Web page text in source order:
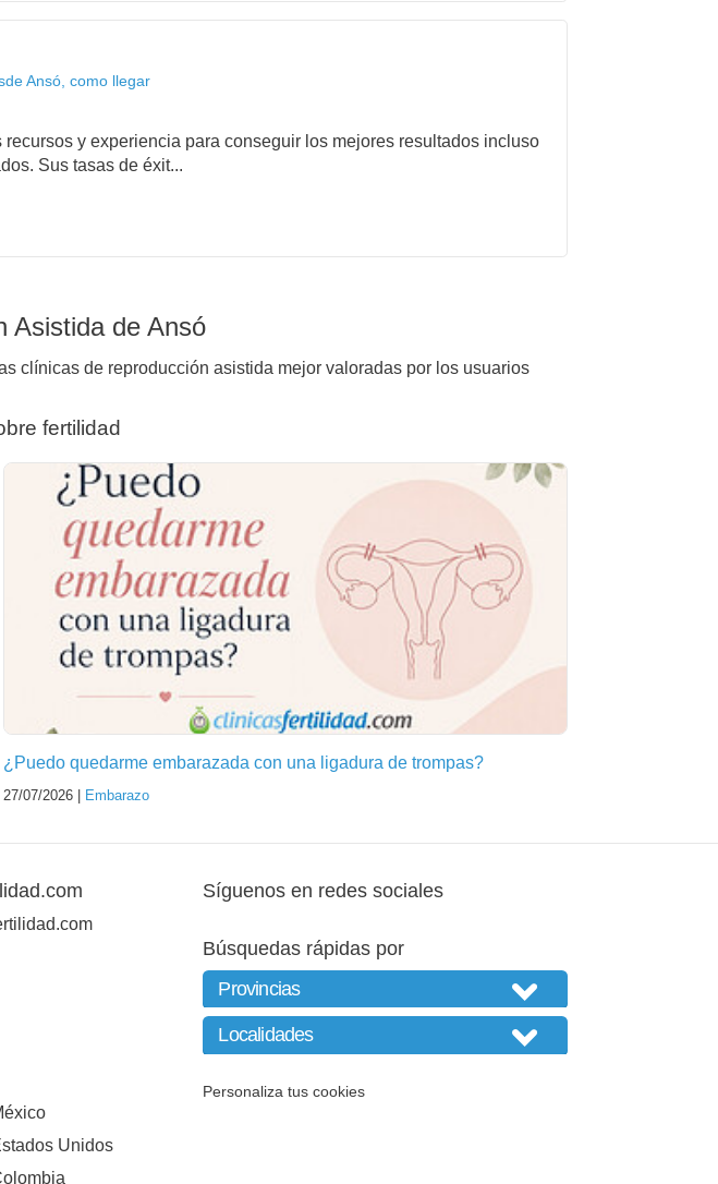
Ansó, como llegar
recursos y experiencia para conseguir los mejores resultados incluso
Sus tasas de éxit...
Asistida de Ansó
clínicas de reproducción asistida mejor valoradas por los usuarios
fertilidad
¿Puedo quedarme embarazada con una ligadura de trompas?
27/07/2026 | Embarazo
Unidos
Síguenos en redes sociales
Búsquedas rápidas por
Personaliza tus cookies